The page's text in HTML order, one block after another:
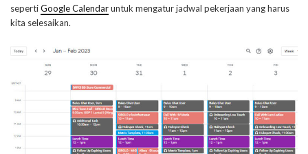
sepertiGoogle Calendaruntuk mengatur jadwal pekerjaan yang harus
kita selesaikan.